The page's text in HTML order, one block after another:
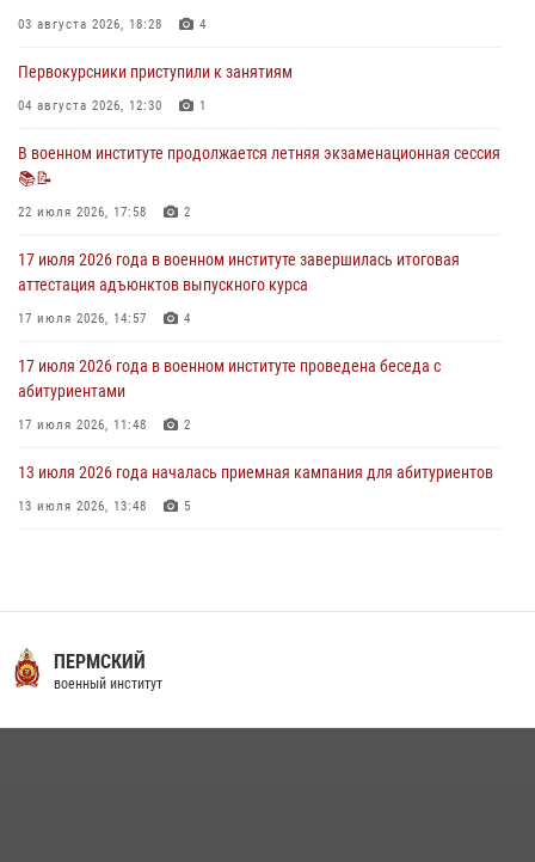
29 июля 2026, 06:41 6
28 июля 2026 года в военном институте организована беседа и
праздничный молебен
В военном институте завершается летняя экзаменационная сессия
28 июля 2026, 10:41
03 августа 2026, 18:28 4
Первокурсники приступили к занятиям
04 августа 2026, 12:30 1
В военном институте продолжается летняя экзаменационная сессия
📚📝
22 июля 2026, 17:58 2
17 июля 2026 года в военном институте завершилась итоговая
аттестация адъюнктов выпускного курса
17 июля 2026, 14:57 4
17 июля 2026 года в военном институте проведена беседа с
абитуриентами
17 июля 2026, 11:48 2
13 июля 2026 года началась приемная кампания для абитуриентов
13 июля 2026, 13:48 5
16 июля 2026, 12:29 3
29 июля 2026 года в военном институте состоялась церемония
приведения военнослужащих к Военной присяге
ПЕРМСКИЙ
военный институт